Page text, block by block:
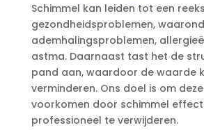
Schimmel kan leiden tot een
gezondheidsproblemen,
ademhalingsproblemen,
astma.​ Daarnaast tast het de
pand aan, waardoor de waarde
verminderen.​ Ons doel is om
voorkomen door schimmel
professioneel te verwijderen.​